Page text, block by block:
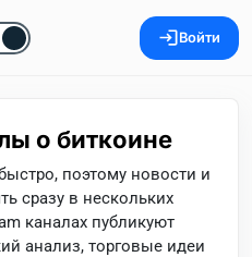
Войти
о биткоине
поэтому новости и
сразу в нескольких
каналах публикуют
анализ, торговые идеи